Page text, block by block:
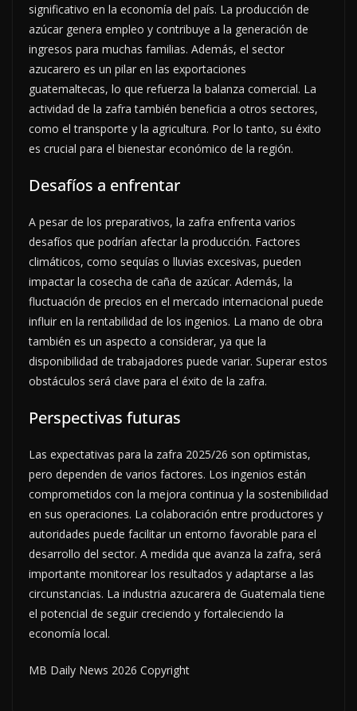
significativo en la economía del país. La producción de
azúcar genera empleo y contribuye a la generación de
ingresos para muchas familias. Además, el sector
azucarero es un pilar en las exportaciones
guatemaltecas, lo que refuerza la balanza comercial. La
actividad de la zafra también beneficia a otros sectores,
como el transporte y la agricultura. Por lo tanto, su éxito
es crucial para el bienestar económico de la región.
Desafíos a enfrentar
A pesar de los preparativos, la zafra enfrenta varios
desafíos que podrían afectar la producción. Factores
climáticos, como sequías o lluvias excesivas, pueden
impactar la cosecha de caña de azúcar. Además, la
fluctuación de precios en el mercado internacional puede
influir en la rentabilidad de los ingenios. La mano de obra
también es un aspecto a considerar, ya que la
disponibilidad de trabajadores puede variar. Superar estos
obstáculos será clave para el éxito de la zafra.
Perspectivas futuras
Las expectativas para la zafra 2025/26 son optimistas,
pero dependen de varios factores. Los ingenios están
comprometidos con la mejora continua y la sostenibilidad
en sus operaciones. La colaboración entre productores y
autoridades puede facilitar un entorno favorable para el
desarrollo del sector. A medida que avanza la zafra, será
importante monitorear los resultados y adaptarse a las
circunstancias. La industria azucarera de Guatemala tiene
el potencial de seguir creciendo y fortaleciendo la
economía local.
MB Daily News 2026 Copyright